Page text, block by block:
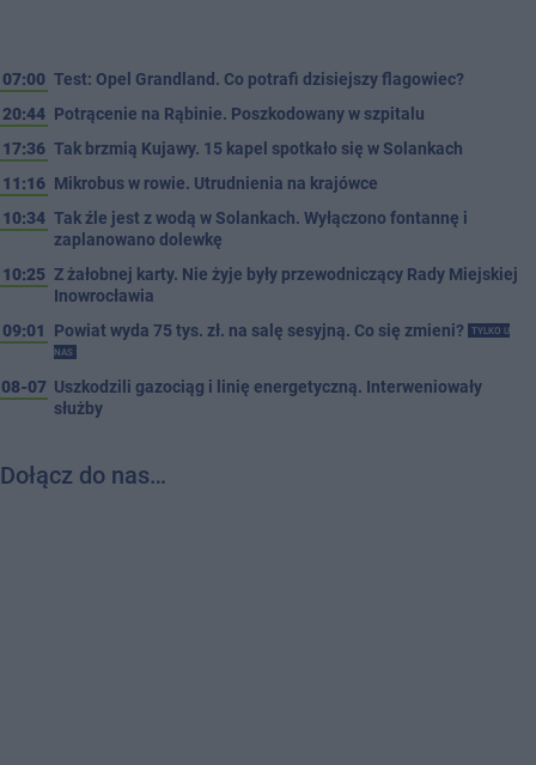
07:00 Test: Opel Grandland. Co potrafi dzisiejszy flagowiec?
20:44 Potrącenie na Rąbinie. Poszkodowany w szpitalu
17:36 Tak brzmią Kujawy. 15 kapel spotkało się w Solankach
11:16 Mikrobus w rowie. Utrudnienia na krajówce
10:34 Tak źle jest z wodą w Solankach. Wyłączono fontannę i
zaplanowano dolewkę
10:25 Z żałobnej karty. Nie żyje były przewodniczący Rady Miejskiej
Inowrocławia
09:01
Powiat wyda 75 tys. zł. na salę sesyjną. Co się zmieni?
TYLKO U
NAS
08-07 Uszkodzili gazociąg i linię energetyczną. Interweniowały
służby
Dołącz do nas…